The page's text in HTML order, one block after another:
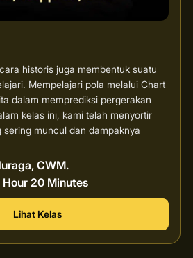
historis juga membentuk suatu
Mempelajari pola melalui Chart
dalam memprediksi pergerakan
kelas ini, kami telah menyortir
sering muncul dan dampaknya
CWM.
Hour 20 Minutes
Lihat Kelas